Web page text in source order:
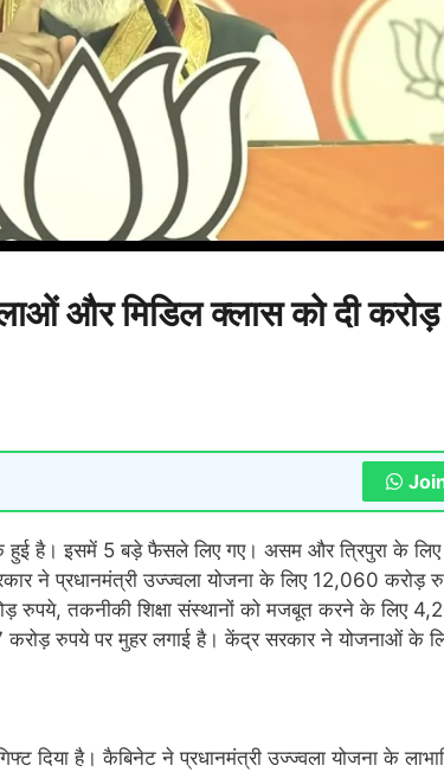
और मिडिल क्लास को दी
हुई है। इसमें 5 बड़े फैसले लिए गए। असम और त्रिपुरा के
ने प्रधानमंत्री उज्ज्वला योजना के लिए 12,060 करोड़
रुपये, तकनीकी शिक्षा संस्थानों को मजबूत करने के लिए
रुपये पर मुहर लगाई है। केंद्र सरकार ने योजनाओं के
दिया है। कैबिनेट ने प्रधानमंत्री उज्ज्वला योजना के